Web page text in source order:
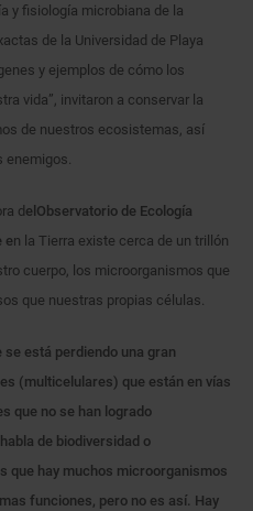
y fisiología microbiana de la
de la Universidad de Playa
y ejemplos de cómo los
vida”, invitaron a conservar la
de nuestros ecosistemas, así
delObservatorio de Ecología
en la Tierra existe cerca de un trillón
cuerpo, los microorganismos que
que nuestras propias células.
está perdiendo una gran
(multicelulares) que están en vías
que no se han logrado
de biodiversidad o
que hay muchos microorganismos
funciones, pero no es así. Hay